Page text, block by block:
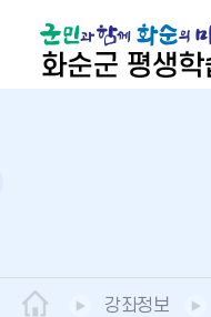
강좌정보